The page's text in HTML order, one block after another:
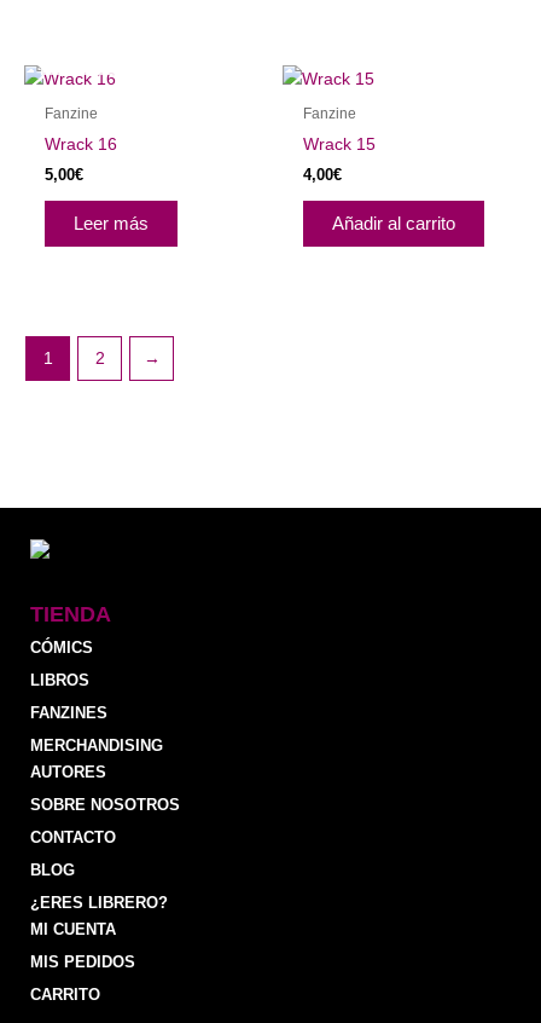
Fanzine
Wrack 16
5,00€
Leer más
Fanzine
Wrack 15
4,00€
Añadir al carrito
1 2 →
TIENDA
CÓMICS
LIBROS
FANZINES
MERCHANDISING
AUTORES
SOBRE NOSOTROS
CONTACTO
BLOG
¿ERES LIBRERO?
MI CUENTA
MIS PEDIDOS
CARRITO